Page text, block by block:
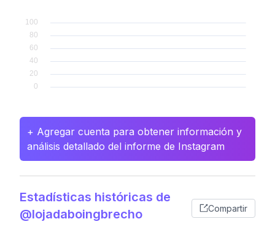
+ Agregar cuenta para obtener información y
análisis detallado del informe de Instagram
Estadísticas históricas de
@lojadaboingbrecho
Compartir